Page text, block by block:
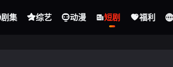
剧集 综艺 动漫 短剧 福利